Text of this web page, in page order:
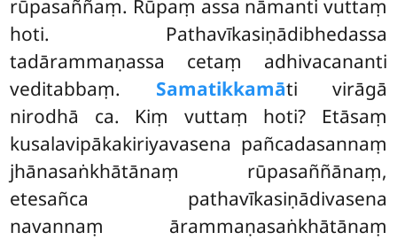
rūpasaññaṃ. Rūpaṃ assa nāmanti vuttaṃ
hoti. Pathavīkasiṇādibhedassa
tadārammaṇassa cetaṃ adhivacananti
veditabbaṃ. Samatikkamāti virāgā
nirodhā ca. Kiṃ vuttaṃ hoti? Etāsaṃ
kusalavipākakiriyavasena pañcadasannaṃ
jhānasaṅkhātānaṃ rūpasaññānaṃ,
etesañca pathavīkasiṇādivasena
navannaṃ ārammaṇasaṅkhātānaṃ